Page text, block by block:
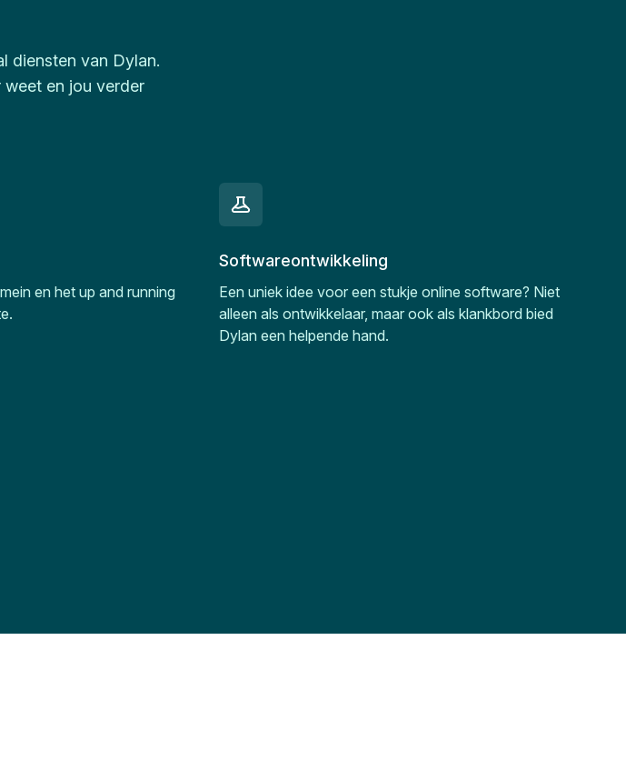
diensten van Dylan.
en jou verder
en het up and running
Softwareontwikkeling
Een uniek idee voor een stukje online software? Niet
alleen als ontwikkelaar, maar ook als klankbord bied
Dylan een helpende hand.